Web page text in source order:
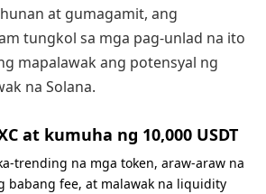
at gumagamit, ang
tungkol sa mga pag-unlad na ito
mapalawak ang potensyal ng
na Solana.
at kumuha ng 10,000 USDT
trending na mga token, araw-araw na
babang fee, at malawak na liquidity